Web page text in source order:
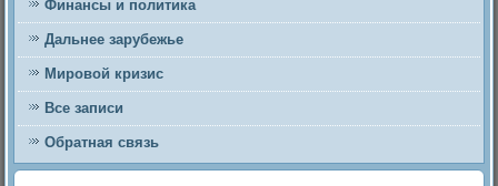
Финансы и политика
Дальнее зарубежье
Мировой кризис
Все записи
Обратная связь